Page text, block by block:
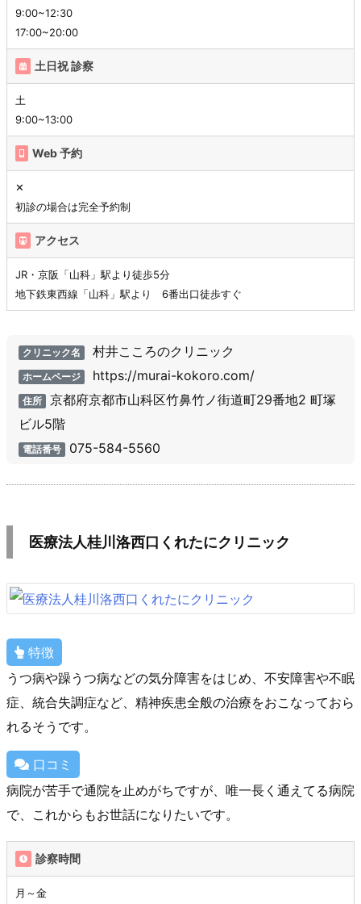
9:00~12:30
17:00~20:00
土日祝 診察
土
9:00~13:00
Web 予約
✕
初診の場合は完全予約制
アクセス
JR・京阪「山科」駅より徒歩5分
地下鉄東西線「山科」駅より 6番出口徒歩すぐ
クリニック名 村井こころのクリニック
ホームページ https://murai-kokoro.com/
住所 京都府京都市山科区竹鼻竹ノ街道町29番地2 町塚
ビル5階
電話番号 075-584-5560
医療法人桂川洛西口くれたにクリニック
特徴
うつ病や躁うつ病などの気分障害をはじめ、不安障害や不眠
症、統合失調症など、精神疾患全般の治療をおこなっておら
れるそうです。
口コミ
病院が苦手で通院を止めがちですが、唯一長く通えてる病院
で、これからもお世話になりたいです。
診察時間
月～金